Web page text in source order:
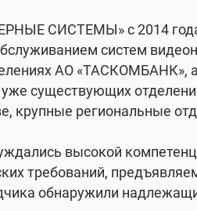
СИСТЕМЫ» с 2014
систем
АО «ТАСКОМБАНК»,
существующих
крупные региональные
высокой
требований,
обнаружили